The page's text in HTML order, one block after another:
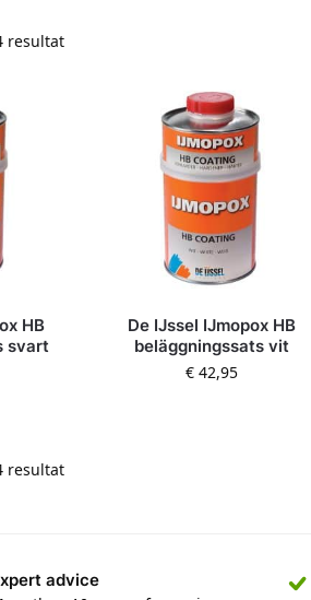
resultat
HB
svart
De IJssel IJmopox HB
beläggningssats vit
€42,95
resultat
advice